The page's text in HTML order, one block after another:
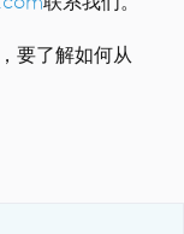
，要了解如何从